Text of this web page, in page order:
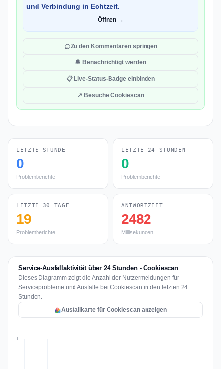
und Verbindung in Echtzeit.
Öffnen →
Zu den Kommentaren springen
🔔 Benachrichtigt werden
📋 Live-Status-Badge einbinden
↗ Besuche Cookiescan
LETZTE STUNDE
0
Problemberichte
LETZTE 24 STUNDEN
0
Problemberichte
LETZTE 30 TAGE
19
Problemberichte
ANTWORTZEIT
2482
Millisekunden
Service-Ausfallaktivität über 24 Stunden - Cookiescan
Dieses Diagramm zeigt die Anzahl der Nutzermeldungen für
Serviceprobleme und Ausfälle bei Cookiescan in den letzten 24
Stunden.
Ausfallkarte für Cookiescan anzeigen